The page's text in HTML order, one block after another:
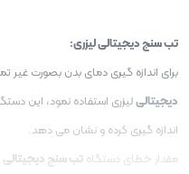
تب سنج دیجیتالی لیزری:
برای اندازه گیری دمای بدن بصورت غیر
دیجیتالیلیزری استفاده نمود، این
اندازه گیری کرده و نشان می دهد.
مقدار خطای دستگاه تب سنج دیجیتالی